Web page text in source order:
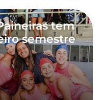
tem
semestre